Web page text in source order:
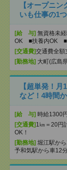
【オープニ
いも仕事の1
[給 与] 無資格未
OK ■扶養内OK ■
[交通費]交通費全額
[勤務地] 大町(広島
【超単発！
など！4時間
[給 与] 時給1300
[交通費]1㎞＝20円
OK！
[勤務地] 堀江駅か
予和気駅から車12